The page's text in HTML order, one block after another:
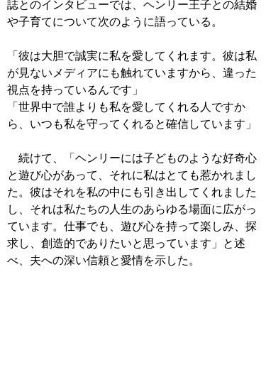
誌とのインタビューでは、ヘンリー王子との結婚
や子育てについて次のように語っている。
「彼は大胆で誠実に私を愛してくれます。彼は私
が見ないメディアにも触れていますから、違った
視点を持っているんです」
「世界中で誰よりも私を愛してくれる人ですか
ら、いつも私を守ってくれると確信しています」
続けて、「ヘンリーには子どものような好奇心
と遊び心があって、それに私はとても惹かれまし
た。彼はそれを私の中にも引き出してくれました
し、それは私たちの人生のあらゆる場面に広がっ
ています。仕事でも、遊び心を持って楽しみ、探
求し、創造的でありたいと思っています」と述
べ、夫への深い信頼と愛情を示した。